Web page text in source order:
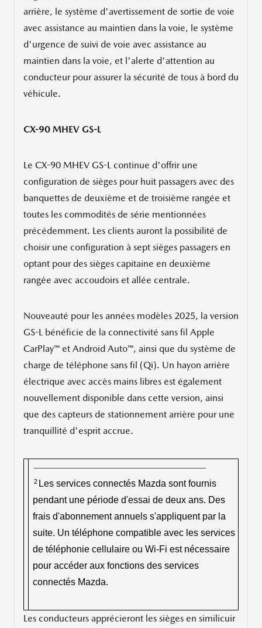
arrière, le système d'avertissement de sortie de voie
avec assistance au maintien dans la voie, le système
d'urgence de suivi de voie avec assistance au
maintien dans la voie, et l'alerte d'attention au
conducteur pour assurer la sécurité de tous à bord du
véhicule.
CX-90 MHEV GS-L
Le CX-90 MHEV GS-L continue d'offrir une
configuration de sièges pour huit passagers avec des
banquettes de deuxième et de troisième rangée et
toutes les commodités de série mentionnées
précédemment. Les clients auront la possibilité de
choisir une configuration à sept sièges passagers en
optant pour des sièges capitaine en deuxième
rangée avec accoudoirs et allée centrale.
Nouveauté pour les années modèles 2025, la version
GS-L bénéficie de la connectivité sans fil Apple
CarPlay™ et Android Auto™, ainsi que du système de
charge de téléphone sans fil (Qi). Un hayon arrière
électrique avec accès mains libres est également
nouvellement disponible dans cette version, ainsi
que des capteurs de stationnement arrière pour une
tranquillité d'esprit accrue.
2Les services connectés Mazda sont fournis
pendant une période d'essai de deux ans. Des
frais d'abonnement annuels s'appliquent par la
suite. Un téléphone compatible avec les services
de téléphonie cellulaire ou Wi-Fi est nécessaire
pour accéder aux fonctions des services
connectés Mazda.
Les conducteurs apprécieront les sièges en similicuir